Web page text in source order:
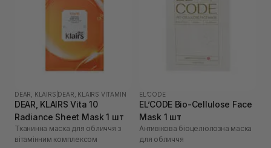
DEAR, KLAIRS DEAR, KLAIRS VITAMIN
DEAR, KLAIRS Vita 10
Radiance Sheet Mask 1 шт
Тканинна маска для обличчя з
вітамінним комплексом
EL’CODE
EL’CODE Bio-Cellulose Face
Mask 1 шт
Антивікова біоцелюлозна маска
для обличчя